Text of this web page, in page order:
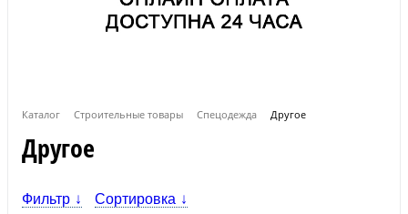
Каталог Строительные товары Спецодежда Другое
Другое
Фильтр Сортировка